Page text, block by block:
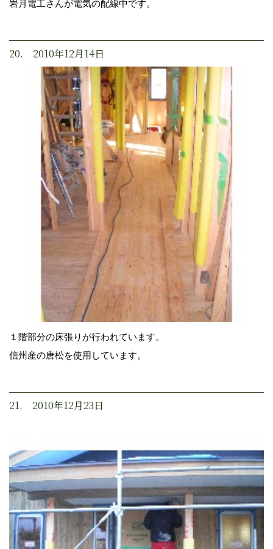
岩月電工さんが電気の配線中です。
20. 2010年12月14日
１階部分の床張りが行われています。
信州産の唐松を使用しています。
21. 2010年12月23日